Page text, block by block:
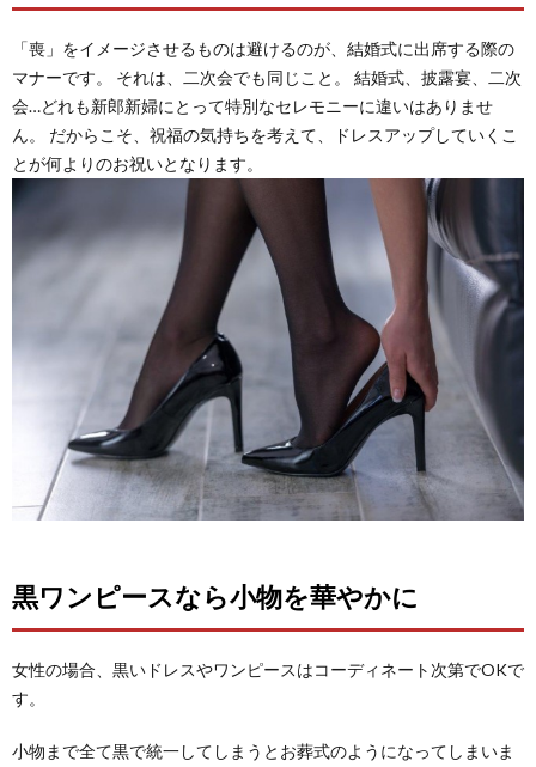
「喪」をイメージさせるものは避けるのが、結婚式に出席する際の
マナーです。 それは、二次会でも同じこと。 結婚式、披露宴、二次
会…どれも新郎新婦にとって特別なセレモニーに違いはありませ
ん。 だからこそ、祝福の気持ちを考えて、ドレスアップしていくこ
とが何よりのお祝いとなります。
黒ワンピースなら小物を華やかに
女性の場合、黒いドレスやワンピースはコーディネート次第でOKで
す。
小物まで全て黒で統一してしまうとお葬式のようになってしまいま